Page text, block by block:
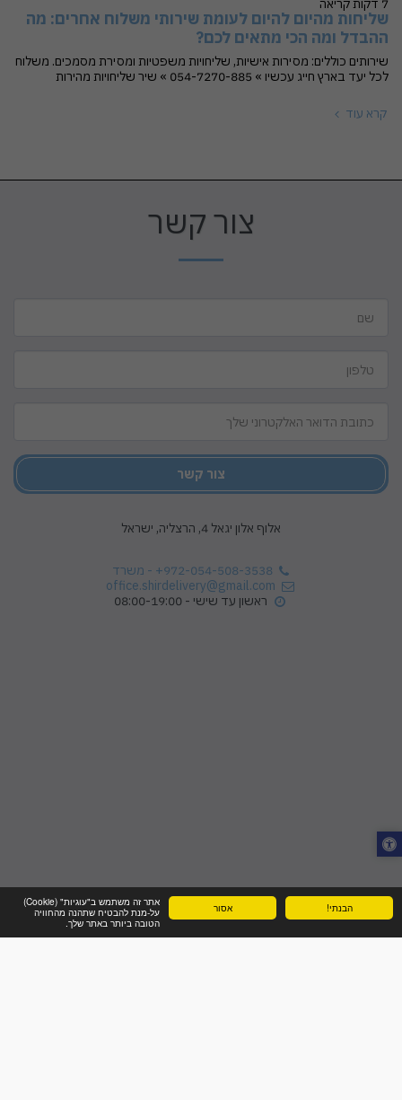
הבנתי! אסור
אתר זה משתמש ב"עוגיות" (Cookie)
על-מנת להבטיח שתהנה מהחוויה
הטובה ביותר באתר שלך.
7 דקות קריאה
שליחות מהיום להיום לעומת שירותי משלוח אחרים: מה
ההבדל ומה הכי מתאים לכם?
שירותים כוללים: מסירות אישיות, שליחויות משפטיות ומסירת מסמכים. משלוח
לכל יעד בארץ חייג עכשיו » 054-7270-885 » שיר שליחויות מהירות
קרא עוד
צור קשר
צור קשר
אלוף אלון יגאל 4, הרצליה, ישראל
+972-054-508-3538
- משרד
office.shirdelivery@gmail.com
ראשון עד שישי - 08:00-19:00